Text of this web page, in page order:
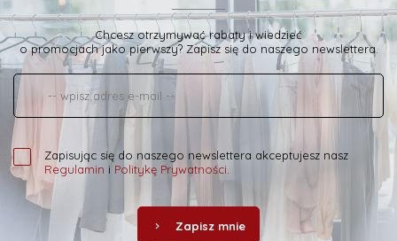
Chcesz otrzymywać rabaty i wiedzieć
o promocjach jako pierwszy? Zapisz się do naszego newslettera.
Zapisując się do naszego newslettera akceptujesz nasz
Regulamin i Politykę Prywatności.
Zapisz mnie